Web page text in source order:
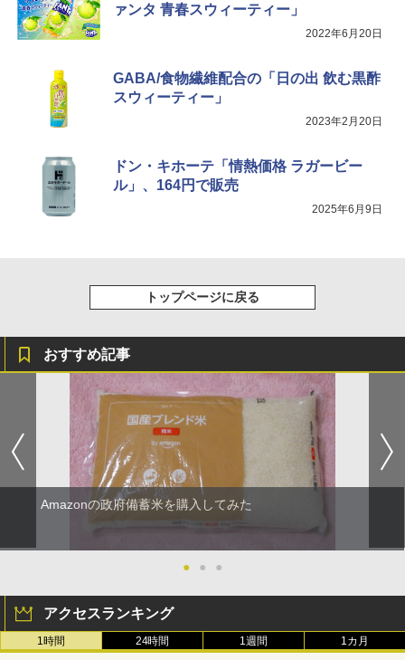
5
シャープ ウォーターオーブン ヘルシオ
AX-XJ1-B ブラック 30L 2段調理 コンベ
￥44,800
ァンタ 青春スウィーティー」
2022年6月20日
GABA/食物繊維配合の「日の出 飲む黒酢
スウィーティー」
2023年2月20日
ドン・キホーテ「情熱価格 ラガービー
ル」、164円で販売
2025年6月9日
トップページに戻る
おすすめ記事
Amazonの政府備蓄米を購入してみた
● ● ●
アクセスランキング
1時間 24時間 1週間 1カ月